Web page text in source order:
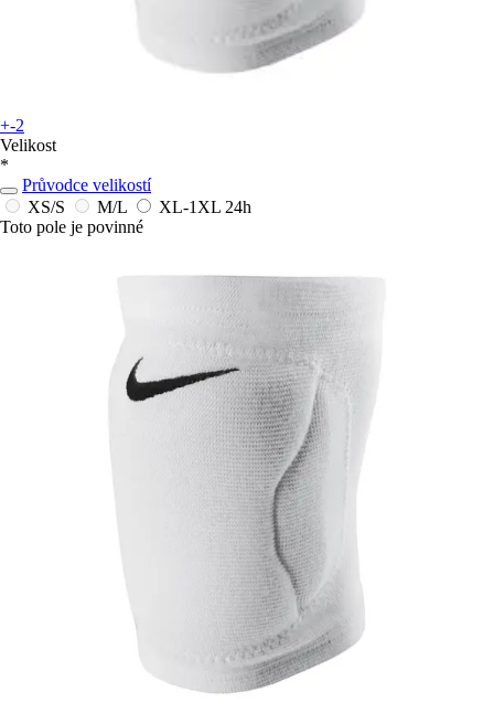
+-2
Velikost
*
Průvodce velikostí
XS/S
M/L XL-1XL 24h
Toto pole je povinné